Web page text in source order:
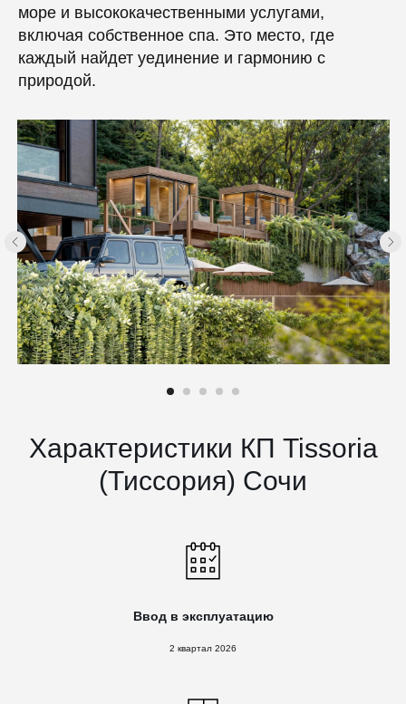
море и высококачественными услугами,
включая собственное спа. Это место, где
каждый найдет уединение и гармонию с
природой.
Характеристики КП Tissoria
(Тиссория) Сочи
Ввод в эксплуатацию
2 квартал 2026